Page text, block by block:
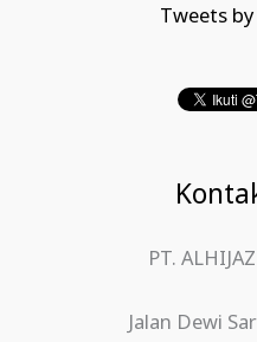
Tweets
PT.
Jalan Dewi